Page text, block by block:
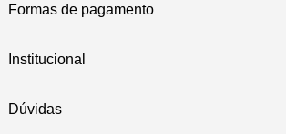
Formas de pagamento
Institucional
Dúvidas